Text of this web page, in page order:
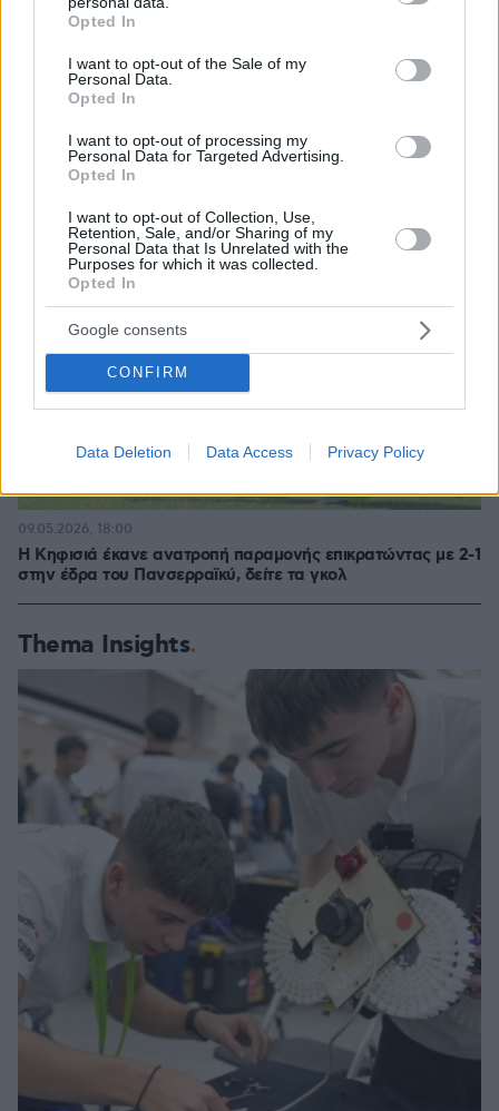
grant or deny consent to Google and its third-party tags to
use your data for below specified purposes in below Google
consent section.
Opted In
I want to opt-out of the Sale of my
Personal Data.
Opted In
I want to opt-out of processing my
Personal Data for Targeted Advertising.
Opted In
I want to opt-out of Collection, Use,
Retention, Sale, and/or Sharing of my
Personal Data that Is Unrelated with the
Purposes for which it was collected.
Opted In
Google consents
CONFIRM
Data Deletion Data Access Privacy Policy
Η Κηφισιά έκανε ανατροπή παραμονής επικρατώντας με 2-1
στην έδρα του Πανσερραϊκύ, δείτε τα γκολ
09.05.2026, 18:00
Thema Insights